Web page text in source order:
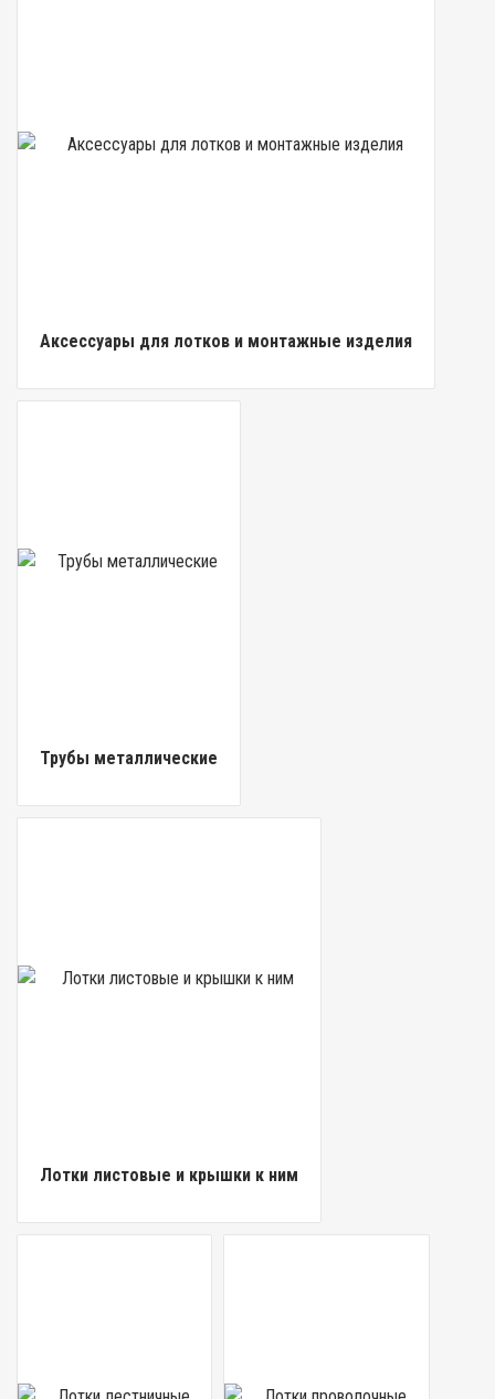
Аксессуары для лотков и монтажные изделия
Трубы металлические
Лотки листовые и крышки к ним